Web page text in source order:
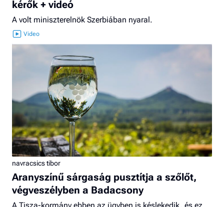
kérők + videó
A volt miniszterelnök Szerbiában nyaral.
navracsics tibor
Aranyszínű sárgaság pusztítja a szőlőt,
végveszélyben a Badacsony